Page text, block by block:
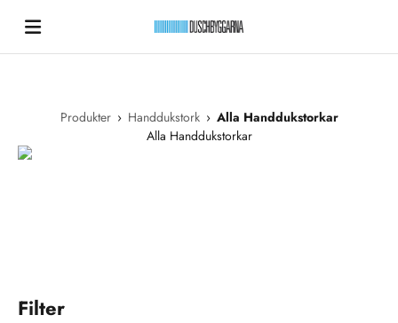
Duschbyggarna New
Produkter › Handdukstork › Alla Handdukstorkar
Alla Handdukstorkar
Filter